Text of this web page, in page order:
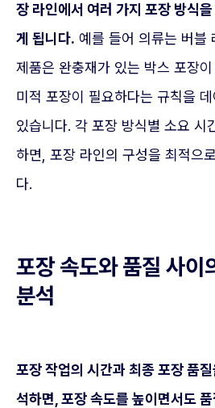
장 라인에서 여러 가지 포장 방식
게 됩니다. 예를 들어 의류는 버블
제품은 완충재가 있는 박스 포장
미적 포장이 필요하다는 규칙을
있습니다. 각 포장 방식별 소요 시
하면, 포장 라인의 구성을 최적으
다.
포장 속도와 품질 사이
분석
포장 작업의 시간과 최종 포장 품
석하면, 포장 속도를 높이면서도